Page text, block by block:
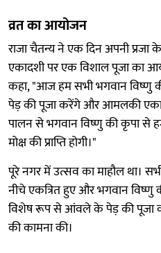
व्रत का आयोजन
राजा चैतन्य ने एक दिन अपनी
एकादशी पर एक विशाल पूजा का
कहा, "आज हम सभी भगवान विष्णु
पेड़ की पूजा करेंगे और आमलकी
पालन से भगवान विष्णु की कृपा से
मोक्ष की प्राप्ति होगी।"
पूरे नगर में उत्सव का माहौल
नीचे एकत्रित हुए और भगवान
विशेष रूप से आंवले के पेड़ की पूजा
की कामना की।